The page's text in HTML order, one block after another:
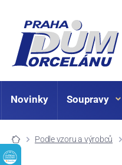
Novinky Soupravy
Podle vzoru a výrobců